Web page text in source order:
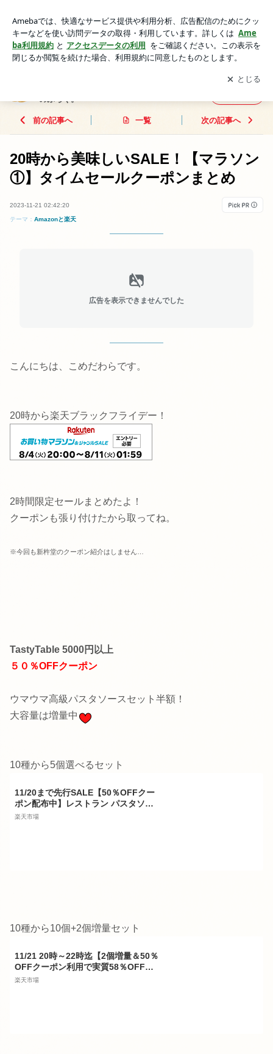
ンまとめ | この広いお得の世界をバタフライで泳ぐ主婦のぶろ
ぐ。
アプリをダウンロードして ブログの更新通知
を受け取りまし
ょう。
開く
のぶろぐ。
前の記事へ 一覧 次の記事へ
20時から美味しいSALE！【マラソン
①】タイムセールクーポンまとめ
2023-11-21 02:42:20
テーマ： Amazonと楽天
広告を表示できませんでした
こんにちは、こめだわらです。
20時から楽天ブラックフライデー！
2時間限定セールまとめたよ！
クーポンも張り付けたから取ってね。
※今回も新杵堂のクーポン紹介はしません…
TastyTable 5000円以上
５０％OFFクーポン
ウマウマ高級パスタソースセット半額！
大容量は増量中
10種から5個選べるセット
11/20まで先行SALE【50％OFFクー
ポン配布中】レストラン パスタソー
ス 10種類から選べる パスタ ソース
楽天市場
10種から10個+2個増量セット
11/21 20時～22時迄【2個増量＆50％
OFFクーポン利用で実質58％OFF】
レストラン パスタソース 10種類から
楽天市場